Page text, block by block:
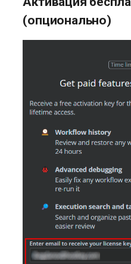
(опционально)